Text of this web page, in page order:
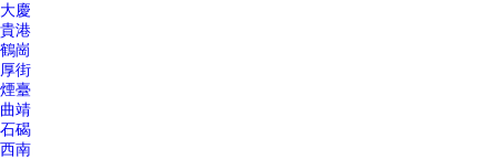
大慶
貴港
鶴崗
厚街
煙臺
曲靖
石碣
西南